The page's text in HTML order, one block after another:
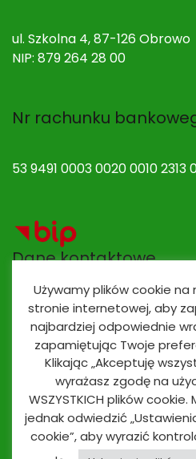
ul. Szkolna 4, 87-126 Obrowo
NIP: 879 264 28 00
Nr rachunku
53 9491 0003 0020 0010 2313
Dane kontaktowe
Adres e-mail:
Nr telefonu / fax:(56) 674
530 923 839Oddziały
Używamy plików cookie na
stronie internetowej, aby
najbardziej odpowiednie
zapamiętując Twoje
Klikając „Akceptuję
wyrażasz zgodę na
WSZYSTKICH plików cookie.
jednak odwiedzić
cookie”, aby wyrazić